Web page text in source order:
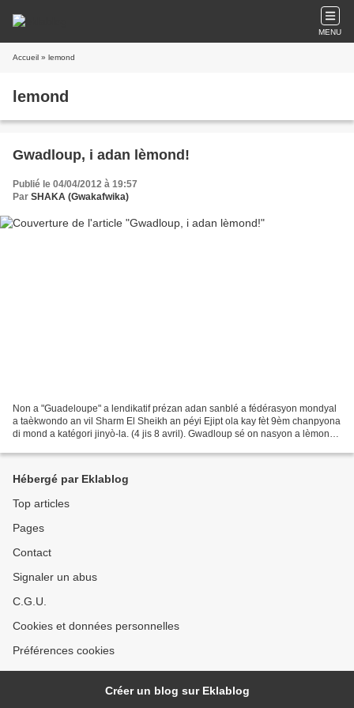
MENU
Accueil » lemond
lemond
Gwadloup, i adan lèmond!
Publié le 04/04/2012 à 19:57
Par SHAKA (Gwakafwika)
Non a "Guadeloupe" a lendikatif prézan adan sanblé a fédérasyon mondyal
a taèkwondo an vil Sharm El Sheikh an péyi Ejipt ola kay fèt 9èm chanpyona
di mond a katégori jinyò-la. (4 jis 8 avril). Gwadloup sé on nasyon a lèmond.
Hébergé par Eklablog
Top articles
Pages
Contact
Signaler un abus
C.G.U.
Cookies et données personnelles
Préférences cookies
Créer un blog sur Eklablog